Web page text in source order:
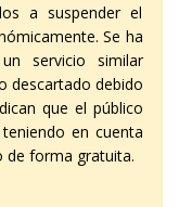
a suspender el
Se ha
servicio similar
descartado debido
que el público
en cuenta
de forma gratuita.